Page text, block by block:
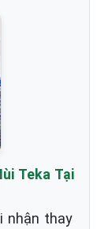
Teka Tại
nhận thay